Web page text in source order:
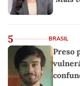
5 BRASIL
Preso